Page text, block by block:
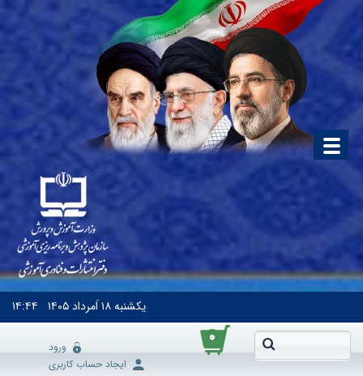
یکشنبه۱۸ اَمرداد ۱۴۰۵ ۱۴:۴۴
۰
ورود
ایجاد حساب کاربری